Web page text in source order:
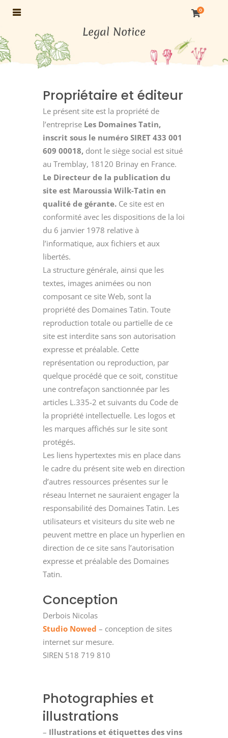
0
Legal Notice
Propriétaire et éditeur
Le présent site est la propriété de
l’entreprise Les Domaines Tatin,
inscrit sous le numéro SIRET 433 001
609 00018, dont le siège social est situé
au Tremblay, 18120 Brinay en France.
Le Directeur de la publication du
site est Maroussia Wilk-Tatin en
qualité de gérante. Ce site est en
conformité avec les dispositions de la loi
du 6 janvier 1978 relative à
l’informatique, aux fichiers et aux
libertés.
La structure générale, ainsi que les
textes, images animées ou non
composant ce site Web, sont la
propriété des Domaines Tatin. Toute
reproduction totale ou partielle de ce
site est interdite sans son autorisation
expresse et préalable. Cette
représentation ou reproduction, par
quelque procédé que ce soit, constitue
une contrefaçon sanctionnée par les
articles L.335-2 et suivants du Code de
la propriété intellectuelle. Les logos et
les marques affichés sur le site sont
protégés.
Les liens hypertextes mis en place dans
le cadre du présent site web en direction
d’autres ressources présentes sur le
réseau Internet ne sauraient engager la
responsabilité des Domaines Tatin. Les
utilisateurs et visiteurs du site web ne
peuvent mettre en place un hyperlien en
direction de ce site sans l’autorisation
expresse et préalable des Domaines
Tatin.
Conception
Derbois Nicolas
Studio Nowed – conception de sites
internet sur mesure.
SIREN 518 719 810
Photographies et
illustrations
– Illustrations et étiquettes des vins